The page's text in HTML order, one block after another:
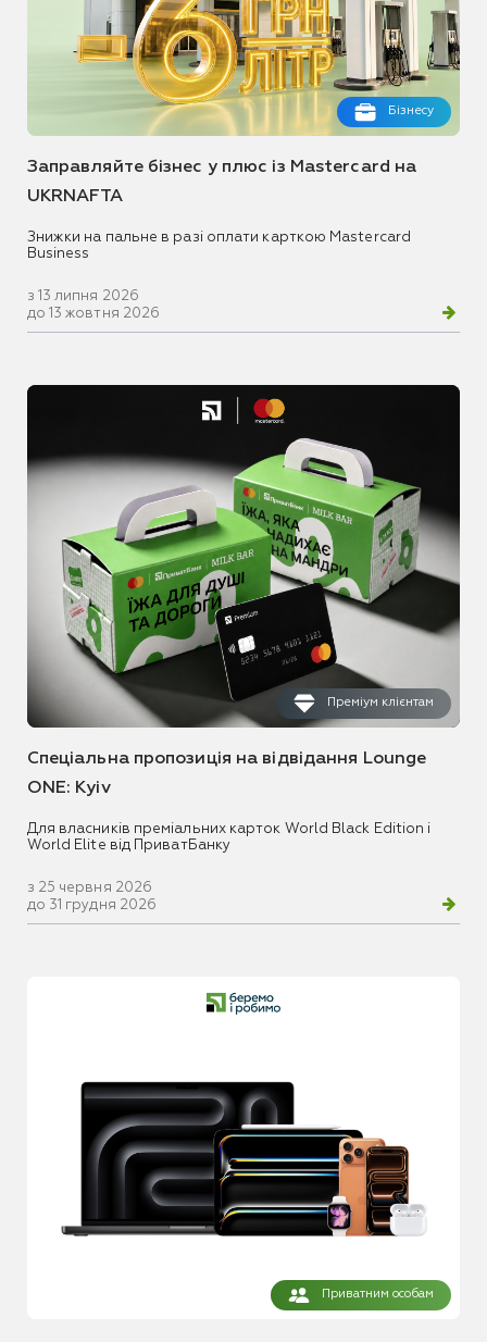
Бізнесу
Заправляйте бізнес у плюс із Mastercard на
UKRNAFTA
Знижки на пальне в разі оплати карткою Mastercard
Business
з 13 липня 2026
до 13 жовтня 2026
Преміум клієнтам
Спеціальна пропозиція на відвідання Lounge
ONE: Kyiv
Для власників преміальних карток World Black Edition і
World Elite від ПриватБанку
з 25 червня 2026
до 31 грудня 2026
Приватним особам